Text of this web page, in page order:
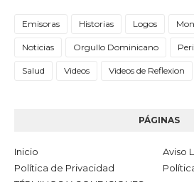
Emisoras Historias Logos
Noticias Orgullo Dominicano
Salud Videos Videos de Reflexion
PÁGINAS
Inicio
Aviso
Política de Privacidad